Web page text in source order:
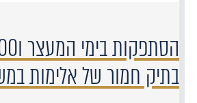
בתיק חמור של אלימות